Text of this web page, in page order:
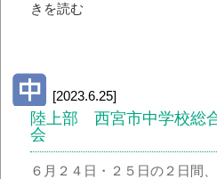
きを読む
[2023.6.25]
陸上部 西宮市中学校総
会
６月２４日・２５日の２日間